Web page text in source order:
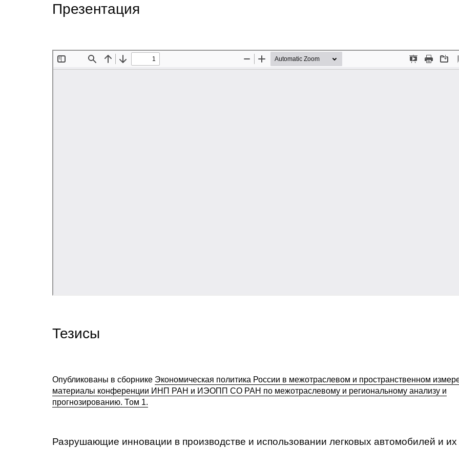
Презентация
Тезисы
Опубликованы в сборнике Экономическая политика России в межотраслевом и пространственном
материалы конференции ИНП РАН и ИЭОПП СО РАН по межотраслевому и региональному анализу и
прогнозированию. Том 1.
Разрушающие инновации в производстве и использовании легковых автомобилей и их